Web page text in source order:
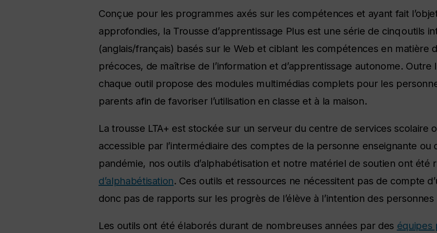
Conçue pour les programmes axés sur les compétences et ayant fait
approfondies, la Trousse d’apprentissage Plus est une série de cinq outils
(anglais/français) basés sur le Web et ciblant les compétences en matière
précoces, de maîtrise de l’information et d’apprentissage autonome. Outre
chaque outil propose des modules multimédias complets pour les
parents afin de favoriser l’utilisation en classe et à la maison.
La trousse LTA+ est stockée sur un serveur du centre de services scolaire
accessible par l’intermédiaire des comptes de la personne enseignante ou
pandémie, nos outils d’alphabétisation et notre matériel de soutien ont
d’alphabétisation. Ces outils et ressources ne nécessitent pas de compte
donc pas de rapports sur les progrès de l’élève à l’intention des
Les outils ont été élaborés durant de nombreuses années par des équipes